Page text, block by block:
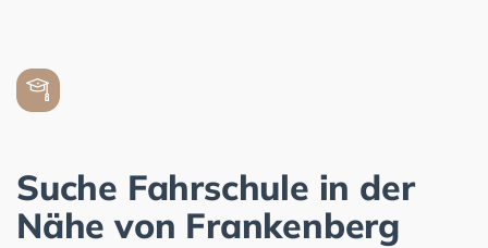
Suche Fahrschule in der
Nähe von Frankenberg